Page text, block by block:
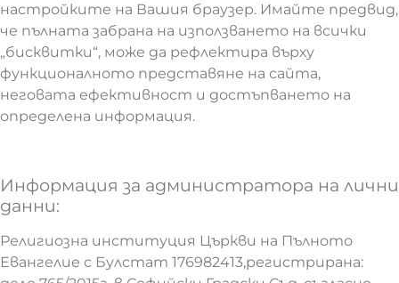
настройките на Вашия браузер. Имайте предвид,
че пълната забрана на използването на всички
„бисквитки“, може да рефлектира върху
функционалното представяне на сайта,
неговата ефективност и достъпването на
определена информация.
Информация за администратора на лични
данни:
Религиозна институция Църкви на Пълното
Евангелие с Булстат 176982413,регистрирана: